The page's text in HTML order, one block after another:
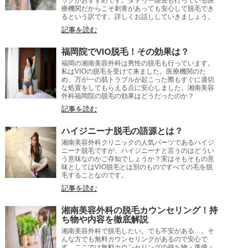
療機関だからこそ刺青があっても安心して脱毛でき
るという訳です。詳しくお話ししていきましょう。
記事を読む
福岡院でVIO脱毛！その効果は？
福岡の湘南美容外科は男性の脱毛も行っています。
私はVIOの脱毛を受けて来ました。医療機関のた
め、万が一の肌トラブルが起こった際もすぐに適切
な処置をしてもらえる点に安心しました。湘南美容
外科福岡院の脱毛の効果はどうだったのか？
記事を読む
ハイジニーナ脱毛の語源とは？
湘南美容外科クリニックの人気パーツであるハイジ
ニーナ脱毛ですが、ハイジニーナと言うのはどうい
う意味なのかご存知でしょうか？実はそもそもの意
味としてはVIO脱毛とは別のものですべての毛を脱
毛することなのです。
記事を読む
湘南美容外科の脱毛カウンセリング！持
ち物や内容を徹底解説
湘南美容外科で脱毛したい。でも不安がある…。そ
んな方でも無料カウンセリングがあるので安心で